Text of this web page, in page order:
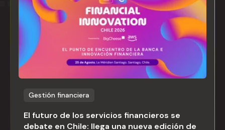
Gestión financiera
El futuro de los servicios financieros se
debate en Chile: llega una nueva edición de